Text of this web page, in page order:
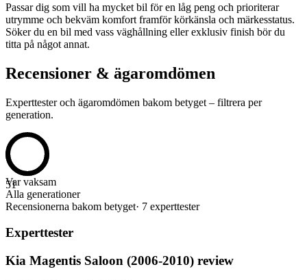
Passar dig som vill ha mycket bil för en låg peng och prioriterar
utrymme och bekväm komfort framför körkänsla och märkesstatus.
Söker du en bil med vass väghållning eller exklusiv finish bör du
titta på något annat.
Recensioner & ägaromdömen
Experttester och ägaromdömen bakom betyget – filtrera per
generation.
51
Var vaksam
Alla generationer
Recensionerna bakom betyget· 7 experttester
Experttester
Kia Magentis Saloon (2006-2010) review